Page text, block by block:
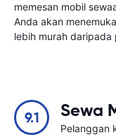
memesan mobil
Anda akan
lebih murah daripada
9.1 Sewa
Pelanggan